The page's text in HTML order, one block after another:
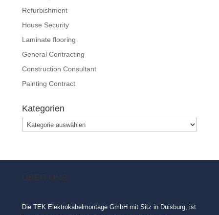
Refurbishment
House Security
Laminate flooring
General Contracting
Construction Consultant
Painting Contract
Kategorien
Kategorien
Die TEK Elektrokabelmontage GmbH mit Sitz in Duisburg, ist